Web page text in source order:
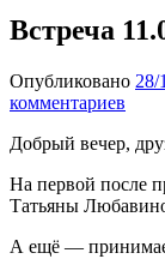
Встреча
Опубликовано 28/
комментариев
Добрый вечер,
На первой после
Татьяны
А ещё —